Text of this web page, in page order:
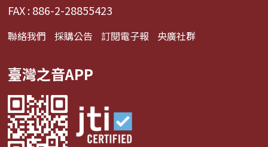
FAX : 886-2-28855423
聯絡我們 採購公告 訂閱電子報 央廣社群
臺灣之音APP